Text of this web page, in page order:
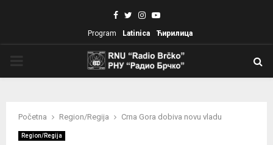
Facebook
TwitterInstagram
Youtube
Program Latinica Ћирилица
Početna Region/Regija Crna Gora dobiva novu vladu
Region/Regija